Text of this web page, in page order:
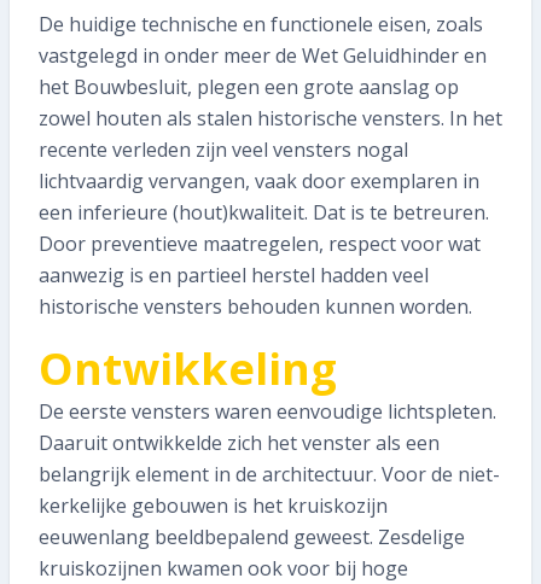
De huidige technische en functionele eisen, zoals
vastgelegd in onder meer de Wet Geluidhinder en
het Bouwbesluit, plegen een grote aanslag op
zowel houten als stalen historische vensters. In het
recente verleden zijn veel vensters nogal
lichtvaardig vervangen, vaak door exemplaren in
een inferieure (hout)kwaliteit. Dat is te betreuren.
Door preventieve maatregelen, respect voor wat
aanwezig is en partieel herstel hadden veel
historische vensters behouden kunnen worden.
Ontwikkeling
De eerste vensters waren eenvoudige lichtspleten.
Daaruit ontwikkelde zich het venster als een
belangrijk element in de architectuur. Voor de niet-
kerkelijke gebouwen is het kruiskozijn
eeuwenlang beeldbepalend geweest. Zesdelige
kruiskozijnen kwamen ook voor bij hoge
Abonnee worden